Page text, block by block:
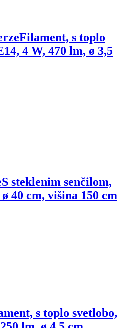
Filament, s toplo
4 W, 470 lm, ø 3,5
S steklenim senčilom,
40 cm, višina 150 cm
s toplo svetlobo,